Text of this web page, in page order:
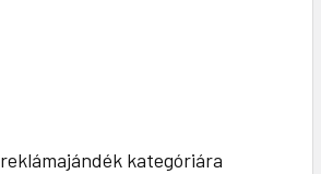
reklámajándék kategóriára